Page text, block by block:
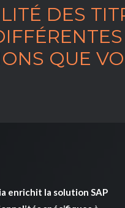
DES
QUE
enrichit la solution SAP